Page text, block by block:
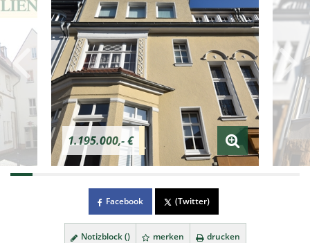
1.195.000,- €
Facebook (Twitter)
Notizblock () merken drucken